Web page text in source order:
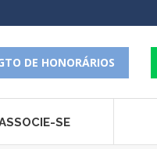
DE HONORÁRIOS
SE